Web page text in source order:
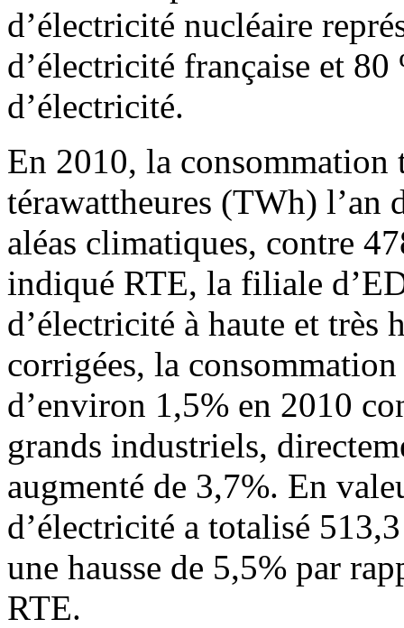
d’électricité nucléaire
d’électricité française et
d’électricité.
En 2010, la consommation
térawattheures (TWh) l’an
aléas climatiques, contre
indiqué RTE, la filiale
d’électricité à haute et très
corrigées, la consommation
d’environ 1,5% en 2010
grands industriels,
augmenté de 3,7%. En
d’électricité a totalisé
une hausse de 5,5% par
RTE.